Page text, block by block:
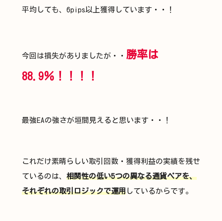
平均しても、6pips以上獲得しています・・！​
今回は損失がありましたが・・ 勝率は
88.9％！！！！​
最強EAの強さが垣間見えると思います・・！​
これだけ素晴らしい取引回数・獲得利益の実績を残せ
ているのは、 相関性の低い5つの異なる通貨ペアを、
それぞれの取引ロジックで運用 しているからです。​